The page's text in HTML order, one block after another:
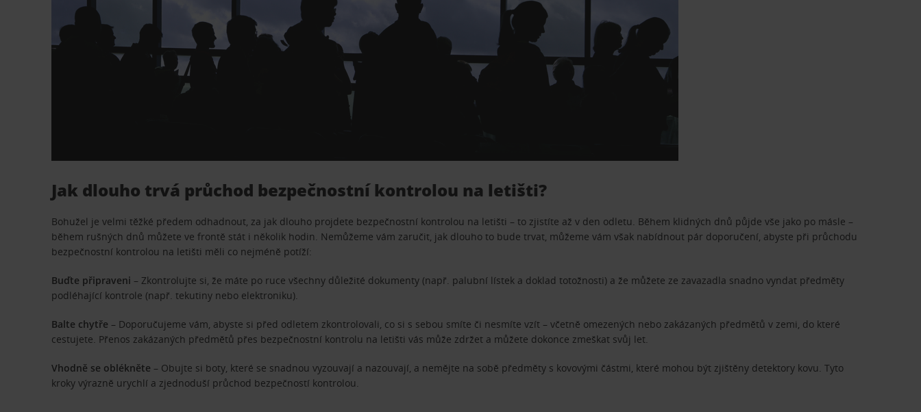
Jak dlouho trvá průchod bezpečnostní kontrolou na letišti?
Bohužel je velmi těžké předem odhadnout, za jak dlouho projdete bezpečnostní kontrolou na letišti – to zjistíte až v den odletu. Během klidných dnů půjde vše jako po másle –
během rušných dnů můžete ve frontě stát i několik hodin. Nemůžeme vám zaručit, jak dlouho to bude trvat, můžeme vám však nabídnout pár doporučení, abyste při průchodu
bezpečnostní kontrolou na letišti měli co nejméně potíží:
Buďte připraveni – Zkontrolujte si, že máte po ruce všechny důležité dokumenty (např. palubní lístek a doklad totožnosti) a že můžete ze zavazadla snadno vyndat předměty
podléhající kontrole (např. tekutiny nebo elektroniku).
Balte chytře – Doporučujeme vám, abyste si před odletem zkontrolovali, co si s sebou smíte či nesmíte vzít – včetně omezených nebo zakázaných předmětů v zemi, do které
cestujete. Přenos zakázaných předmětů přes bezpečnostní kontrolu na letišti vás může zdržet a můžete dokonce zmeškat svůj let.
Vhodně se oblékněte – Obujte si boty, které se snadnou vyzouvají a nazouvají, a nemějte na sobě předměty s kovovými částmi, které mohou být zjištěny detektory kovu. Tyto
kroky výrazně urychlí a zjednoduší průchod bezpečností kontrolou.